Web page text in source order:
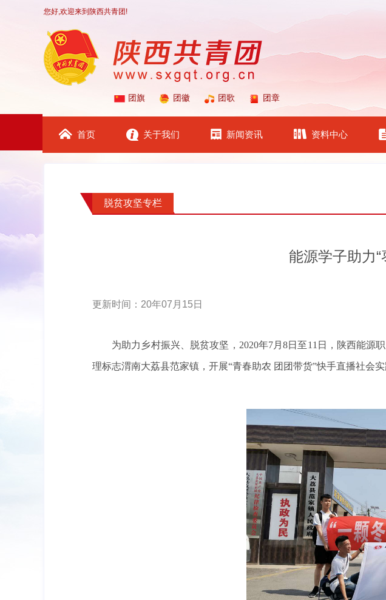
您好,欢迎来到陕西共青团!
团旗 团徽 团歌 团章
首页 关于我们 新闻资讯 资料中心
脱贫攻坚专栏
能源学子助力“
更新时间：20年07月15日
为助力乡村振兴、脱贫攻坚，2020年7月8日至11日，陕西能
理标志渭南大荔县范家镇，开展“青春助农 团团带货”快手直播社会实